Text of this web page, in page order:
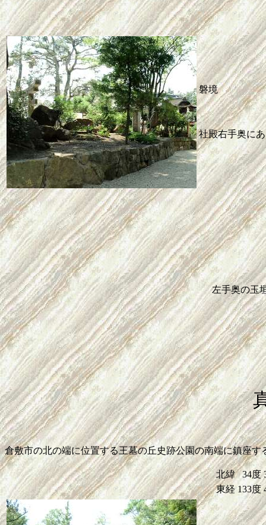
磐境
社殿右手奥に
左手奥の玉
倉敷市の北の端に位置する王墓の丘史跡公園の南端に鎮座
北緯 34度
東経 133度